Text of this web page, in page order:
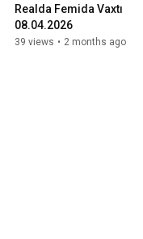
Realda Femida Vaxtı
08.04.2026
39 views • 2 months ago